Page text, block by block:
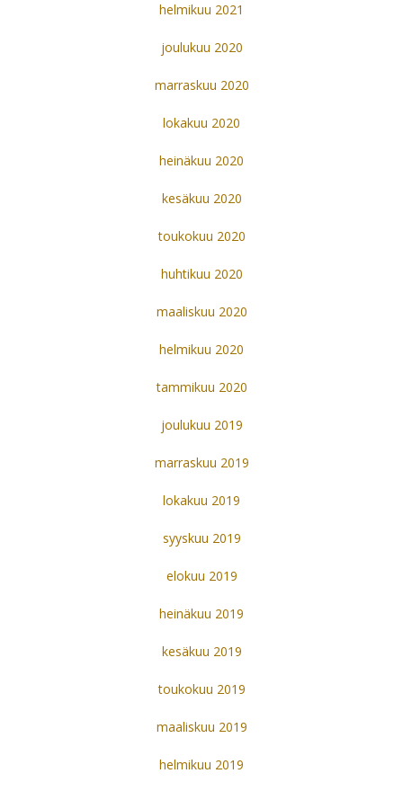
helmikuu 2021
joulukuu 2020
marraskuu 2020
lokakuu 2020
heinäkuu 2020
kesäkuu 2020
toukokuu 2020
huhtikuu 2020
maaliskuu 2020
helmikuu 2020
tammikuu 2020
joulukuu 2019
marraskuu 2019
lokakuu 2019
syyskuu 2019
elokuu 2019
heinäkuu 2019
kesäkuu 2019
toukokuu 2019
maaliskuu 2019
helmikuu 2019